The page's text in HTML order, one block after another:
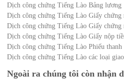
Dịch công chứng Tiếng Lào Bảng lương
Dịch công chứng Tiếng Lào Giấy chứng
Dịch công chứng Tiếng Lào Giấy chứng
Dịch công chứng Tiếng Lào Giấy nộp
Dịch công chứng Tiếng Lào Phiếu thanh
Dịch công chứng Tiếng Lào các loại
Ngoài ra chúng tôi còn nhận